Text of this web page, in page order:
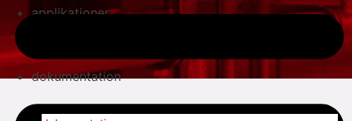
applikationer
dokumentation